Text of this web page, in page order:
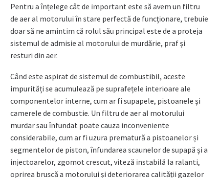
Pentru a înțelege cât de important este să avem un filtru
de aer al motorului în stare perfectă de funcționare, trebuie
doar să ne amintim că rolul său principal este de a proteja
sistemul de admisie al motorului de murdărie, praf și
resturi din aer.
Când este aspirat de sistemul de combustibil, aceste
impurități se acumulează pe suprafețele interioare ale
componentelor interne, cum ar fi supapele, pistoanele și
camerele de combustie. Un filtru de aer al motorului
murdar sau înfundat poate cauza inconveniente
considerabile, cum ar fi uzura prematură a pistoanelor și
segmentelor de piston, înfundarea scaunelor de supapă și a
injectoarelor, zgomot crescut, viteză instabilă la ralanti,
oprirea bruscă a motorului și deteriorarea calității gazelor